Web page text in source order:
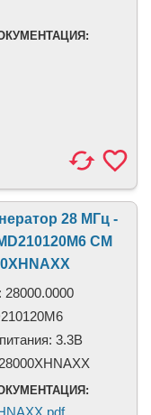
28 МГц -
CM
28000.0000
3.3В